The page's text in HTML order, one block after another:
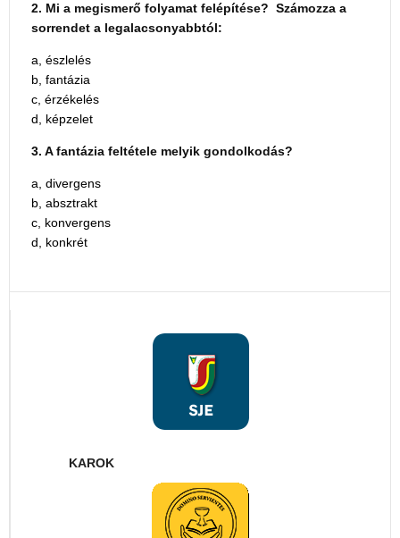
2. Mi a megismerő folyamat felépítése? Számozza a
sorrendet a legalacsonyabbtól:
a, észlelés
b, fantázia
c, érzékelés
d, képzelet
3. A fantázia feltétele melyik gondolkodás?
a, divergens
b, absztrakt
c, konvergens
d, konkrét
KAROK